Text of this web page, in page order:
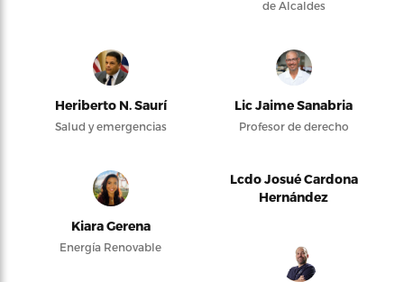
de Alcaldes
Heriberto N. Saurí
Salud y emergencias
Lic Jaime Sanabria
Profesor de derecho
Kiara Gerena
Energía Renovable
Lcdo Josué Cardona
Hernández